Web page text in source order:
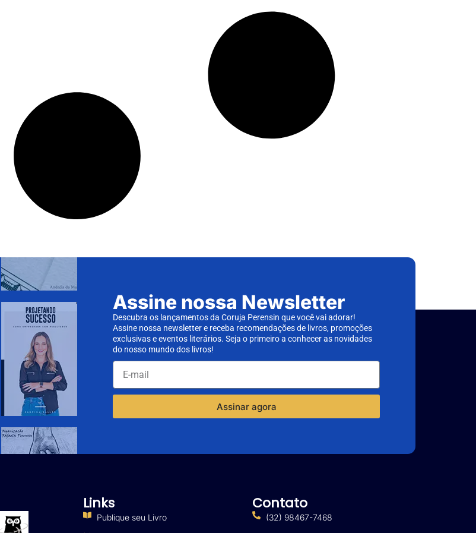
Assine nossa Newsletter
Descubra os lançamentos da Coruja Perensin que você vai adorar!
Assine nossa newsletter e receba recomendações de livros, promoções
exclusivas e eventos literários. Seja o primeiro a conhecer as novidades
do nosso mundo dos livros!
Assinar agora
Links
Publique seu Livro
Contato
(32) 98467-7468